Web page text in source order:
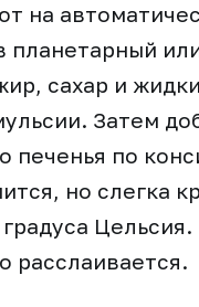
на
сахар и
Затем
печенья по
но слегка
градуса
расслаивается.